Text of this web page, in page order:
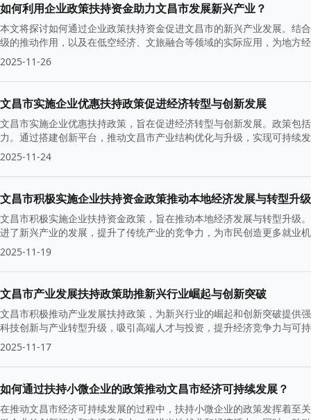
如何利用企业政策扶持资金助力文昌市发展新兴产业？
本文将探讨如何通过企业政策扶持资金促进文昌市的新兴产业发展。结
级的推动作用，以及在低空经济、文旅融合等领域的实际应用，为地方
2025-11-26
文昌市实施企业优惠扶持政策促进经济转型与创新发展
文昌市实施企业优惠扶持政策，旨在促进经济转型与创新发展。政策包
力。通过搭建创新平台，推动文昌市产业结构优化与升级，实现可持续
2025-11-24
文昌市积极实施企业扶持资金政策推动本地经济发展与转型升级
文昌市积极实施企业扶持资金政策，旨在推动本地经济发展与转型升级
进了新兴产业的发展，提升了传统产业的竞争力，为市民创造更多就业
2025-11-19
文昌市产业发展扶持政策助推新兴行业崛起与创新突破
文昌市积极推动产业发展扶持政策，为新兴行业的崛起和创新突破提供
科技创新与产业转型升级，吸引高端人才与投资，提升经济竞争力与可
2025-11-17
如何通过扶持小微企业的政策推动文昌市经济可持续发展？
在推动文昌市经济可持续发展的过程中，扶持小微企业的政策发挥着至